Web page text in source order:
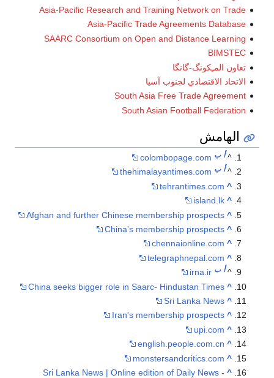
Asia-Pacific Research and Training Network on Trade
Asia-Pacific Trade Agreements Database
SAARC Consortium on Open and Distance Learning
BIMSTEC
تعاون المـِكونگ-گانگا
الاتحاد الاقتصادي لجنوب آسيا
South Asia Free Trade Agreement
South Asian Football Federation
الهامش
^أ ب colombopage.com
^أ ب thehimalayantimes.com
^
tehrantimes.com
^
island.lk
^
Afghan and further Chinese membership prospects
^
China's membership prospects
^
chennaionline.com
^
telegraphnepal.com
^أ ب irna.ir
^
China seeks bigger role in Saarc- Hindustan Times
^
Sri Lanka News
^
Iran's membership prospects
^
upi.com
^
english.people.com.cn
^
monstersandcritics.com
^
Sri Lanka News | Online edition of Daily News -